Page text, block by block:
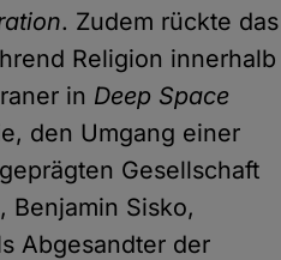
. Zudem rückte das
Religion innerhalb
in Deep Space
den Umgang einer
Gesellschaft
Benjamin Sisko,
Abgesandter der